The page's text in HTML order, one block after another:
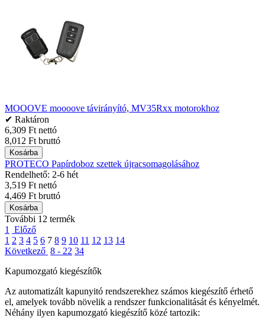
MOOOVE moooove távirányító, MV35Rxx motorokhoz
✔ Raktáron
6,309 Ft nettó
8,012 Ft bruttó
Kosárba
PROTECO Papírdoboz szettek újracsomagolásához
Rendelhető: 2-6 hét
3,519 Ft nettó
4,469 Ft bruttó
Kosárba
További 12 termék
1
Előző
1 2 3 4 5 6 7 8 9 10 11 12 13 14
Következő 8 - 22 34
Kapumozgató kiegészítők
Az automatizált kapunyitó rendszerekhez számos kiegészítő érhető
el, amelyek tovább növelik a rendszer funkcionalitását és kényelmét.
Néhány ilyen kapumozgató kiegészítő közé tartozik: